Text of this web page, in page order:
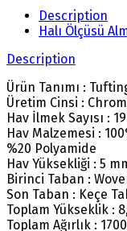
Description
Halı Ölçüsü
Description
Ürün Tanımı :
Üretim Cinsi :
Hav İlmek Sayısı :
Hav Malzemesi :
%20 Polyamide
Hav Yüksekliği : 5
Birinci Taban :
Son Taban : Keçe
Toplam Yükseklik :
Toplam Ağırlık :